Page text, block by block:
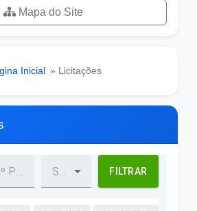
Mapa do Site
Inicial » Licitações
FILTRAR